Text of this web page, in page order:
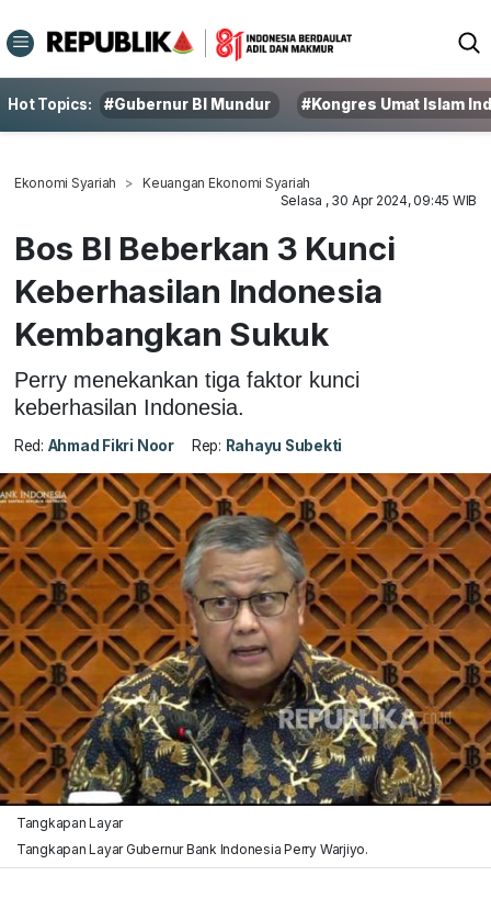
Hot Topics: #Gubernur BI Mundur #Kongres Umat Islam
Ekonomi Syariah
Keuangan Ekonomi Syariah
Selasa , 30 Apr 2024, 09:45 WIB
Bos BI Beberkan 3 Kunci
Keberhasilan Indonesia
Kembangkan Sukuk
Perry menekankan tiga faktor kunci
keberhasilan Indonesia.
Red: Ahmad Fikri Noor Rep: Rahayu Subekti
Tangkapan Layar
Tangkapan Layar Gubernur Bank Indonesia Perry Warjiyo.